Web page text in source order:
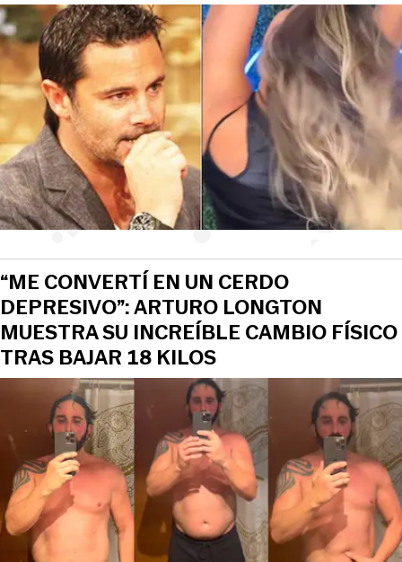
“ME CONVERTÍ EN UN CERDO
DEPRESIVO”: ARTURO LONGTON
MUESTRA SU INCREÍBLE CAMBIO FÍSICO
TRAS BAJAR 18 KILOS